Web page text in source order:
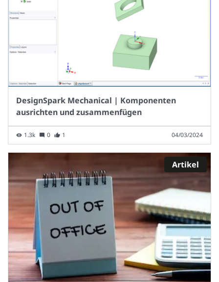
DesignSpark Mechanical | Komponenten
ausrichten und zusammenfügen
1.3k 0 1 04/03/2024
Artikel